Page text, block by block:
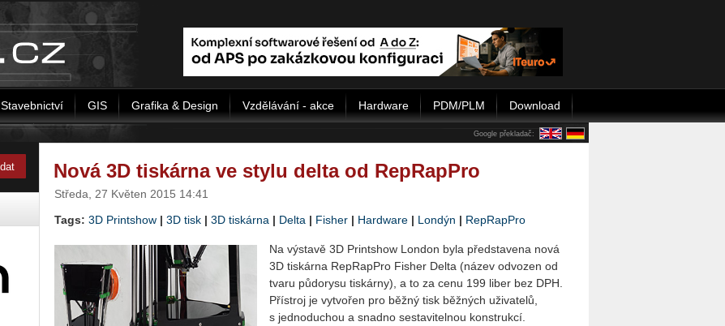
Stavebnictví GIS Grafika & Design Vzdělávání - akce Hardware PDM/PLM Download
Google překladač:
Nová 3D tiskárna ve stylu delta od RepRapPro
Středa, 27 Květen 2015 14:41
Tags: 3D Printshow | 3D tisk | 3D tiskárna | Delta | Fisher | Hardware | Londýn | RepRapPro
Na výstavě 3D Printshow London byla představena nová
3D tiskárna RepRapPro Fisher Delta (název odvozen od
tvaru půdorysu tiskárny), a to za cenu 199 liber bez DPH.
Přístroj je vytvořen pro běžný tisk běžných uživatelů,
s jednoduchou a snadno sestavitelnou konstrukcí.